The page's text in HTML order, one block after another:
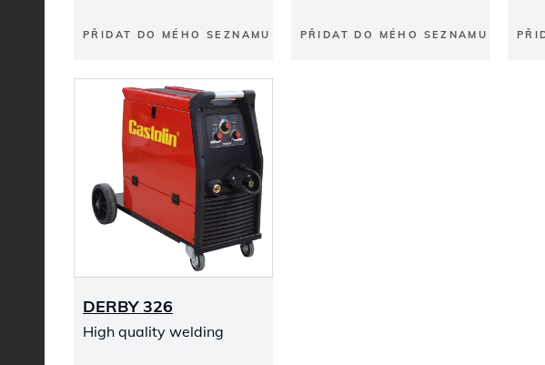
PŘIDAT DO MÉHO SEZNAMU PŘIDAT DO MÉHO SEZNAMU
DERBY 326
High quality welding